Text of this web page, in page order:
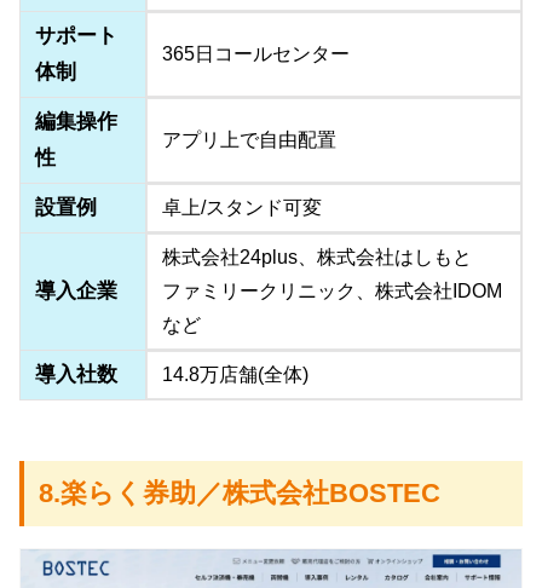
サポート
体制
365日コールセンター
編集操作
性
アプリ上で自由配置
設置例 卓上/スタンド可変
導入企業
株式会社24plus、株式会社はしもと
ファミリークリニック、株式会社IDOM
など
導入社数 14.8万店舗(全体)
8.楽らく券助／株式会社BOSTEC